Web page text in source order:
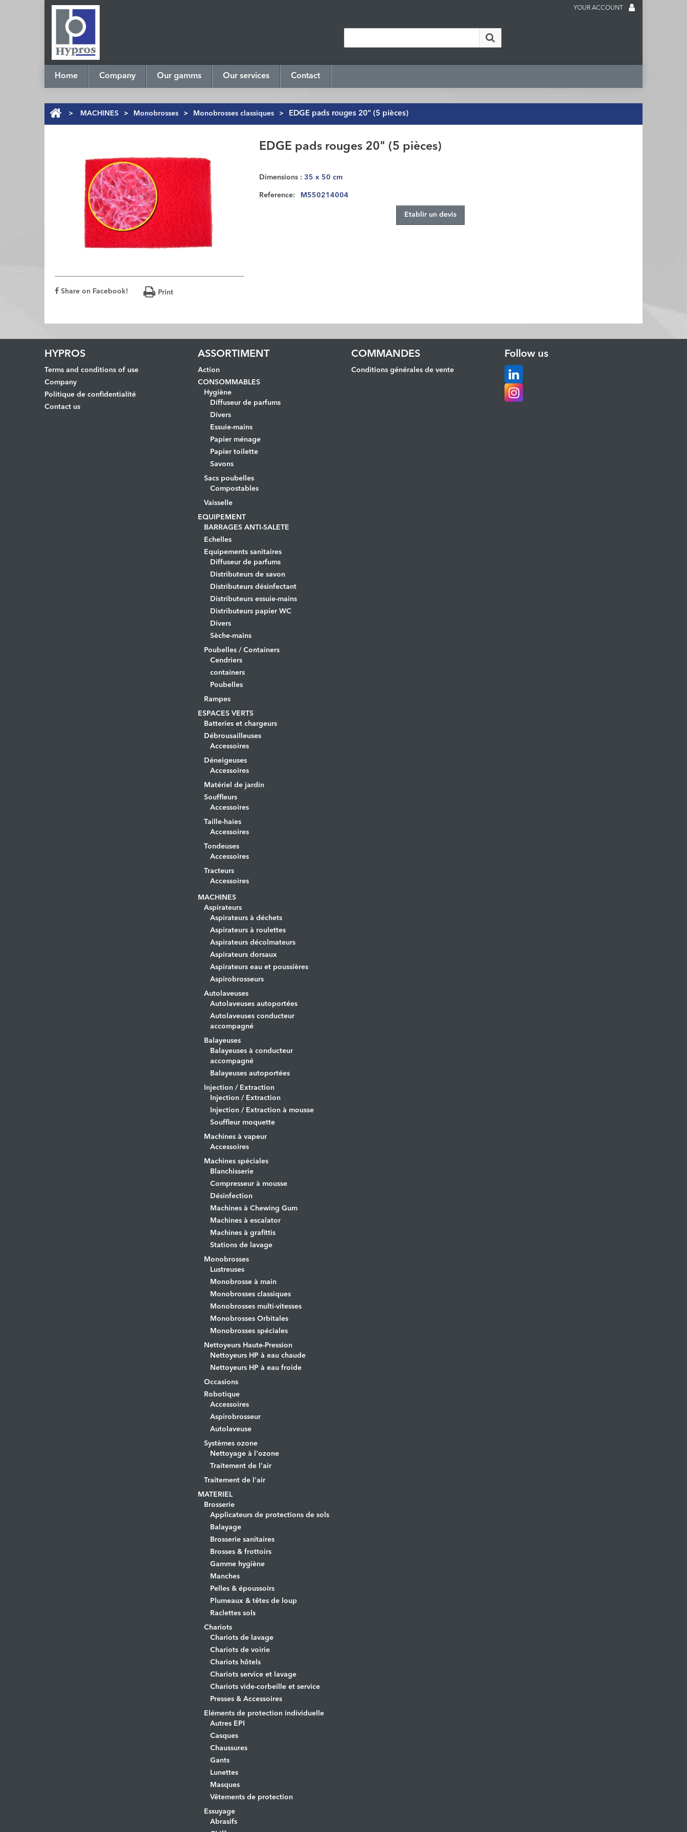
YOUR ACCOUNT
Home Company Our gamms Our services Contact
> MACHINES > Monobrosses > Monobrosses classiques > EDGE pads rouges 20" (5 pièces)
Share on Facebook! Print
EDGE pads rouges 20" (5 pièces)
Dimensions : 35 x 50 cm
Reference: M550214004
Etablir un devis
HYPROS
Terms and conditions of use
Company
Politique de confidentialité
Contact us
ASSORTIMENT
Action
CONSOMMABLES
Hygiène
Diffuseur de parfums
Divers
Essuie-mains
Papier ménage
Papier toilette
Savons
Sacs poubelles
Compostables
Vaisselle
EQUIPEMENT
BARRAGES ANTI-SALETE
Echelles
Equipements sanitaires
Diffuseur de parfums
Distributeurs de savon
Distributeurs désinfectant
Distributeurs essuie-mains
Distributeurs papier WC
Divers
Sèche-mains
Poubelles / Containers
Cendriers
containers
Poubelles
Rampes
ESPACES VERTS
Batteries et chargeurs
Débrousailleuses
Accessoires
Déneigeuses
Accessoires
Matériel de jardin
Souffleurs
Accessoires
Taille-haies
Accessoires
Tondeuses
Accessoires
Tracteurs
Accessoires
MACHINES
Aspirateurs
Aspirateurs à déchets
Aspirateurs à roulettes
Aspirateurs décolmateurs
Aspirateurs dorsaux
Aspirateurs eau et poussières
Aspirobrosseurs
Autolaveuses
Autolaveuses autoportées
Autolaveuses conducteur
accompagné
Balayeuses
Balayeuses à conducteur
accompagné
Balayeuses autoportées
Injection / Extraction
Injection / Extraction
Injection / Extraction à mousse
Souffleur moquette
Machines à vapeur
Accessoires
Machines spéciales
Blanchisserie
Compresseur à mousse
Désinfection
Machines à Chewing Gum
Machines à escalator
Machines à grafittis
Stations de lavage
Monobrosses
Lustreuses
Monobrosse à main
Monobrosses classiques
Monobrosses multi-vitesses
Monobrosses Orbitales
Monobrosses spéciales
Nettoyeurs Haute-Pression
Nettoyeurs HP à eau chaude
Nettoyeurs HP à eau froide
Occasions
Robotique
Accessoires
Aspirobrosseur
Autolaveuse
Systèmes ozone
Nettoyage à l'ozone
Traitement de l'air
Traitement de l'air
MATERIEL
Brosserie
Applicateurs de protections de sols
Balayage
Brosserie sanitaires
Brosses & frottoirs
Gamme hygiène
Manches
Pelles & époussoirs
Plumeaux & têtes de loup
Raclettes sols
Chariots
Chariots de lavage
Chariots de voirie
Chariots hôtels
Chariots service et lavage
Chariots vide-corbeille et service
Presses & Accessoires
Eléments de protection individuelle
Autres EPI
Casques
Chaussures
Gants
Lunettes
Masques
Vêtements de protection
Essuyage
Abrasifs
COMMANDES
Conditions générales de vente
Follow us